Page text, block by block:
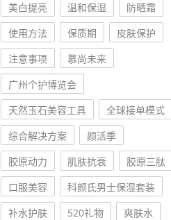
美白提亮
温和保湿
防晒霜
使用方法
保质期
皮肤保护
注意事项
慕尚未来
广州个护博览会
天然玉石美容工具
全球接单模式
综合解决方案
颜活季
胶原动力
肌肤抗衰
胶原三肽
口服美容
科颜氏男士保湿套装
补水护肤
520礼物
爽肤水